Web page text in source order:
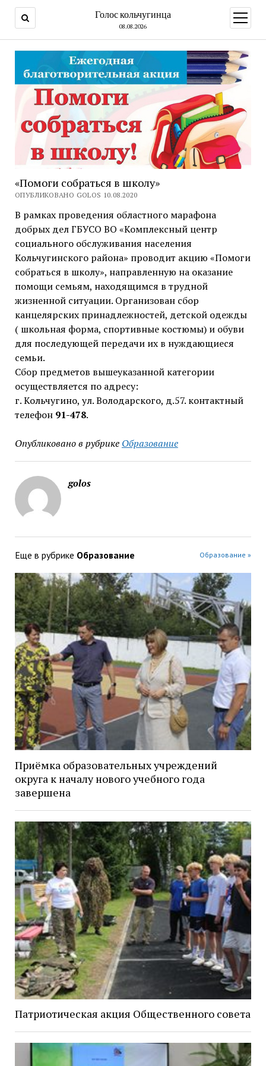
Голос кольчугинца
08.08.2026
меню
«Помоги собраться в школу»
ОПУБЛИКОВАНО GOLOS 10.08.2020
В рамках проведения областного марафона
добрых дел ГБУСО ВО «Комплексный центр
социального обслуживания населения
Кольчугинского района» проводит акцию «Помоги
собраться в школу», направленную на оказание
помощи семьям, находящимся в трудной
жизненной ситуации. Организован сбор
канцелярских принадлежностей, детской одежды
( школьная форма, спортивные костюмы) и обуви
для последующей передачи их в нуждающиеся
семьи.
Сбор предметов вышеуказанной категории
осуществляется по адресу:
г. Кольчугино, ул. Володарского, д.57. контактный
телефон 91-478.
Опубликовано в рубрике Образование
golos
Еще в рубрике Образование Образование »
Приёмка образовательных учреждений
округа к началу нового учебного года
завершена
Патриотическая акция Общественного совета